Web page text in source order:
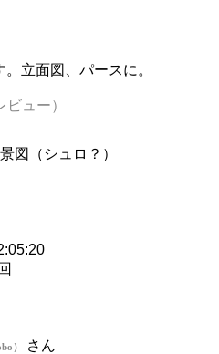
立面図、パースに。
ビュー）
図（シュロ？）
） さん